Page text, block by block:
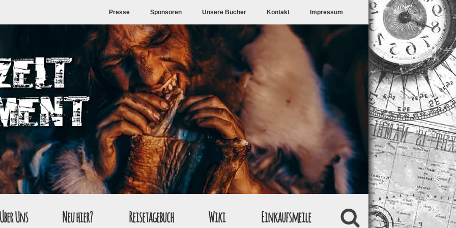
Presse Sponsoren Unsere Bücher Kontakt Impressum
Uns Neu hier? Reisetagebuch Wiki Einkaufsmeile